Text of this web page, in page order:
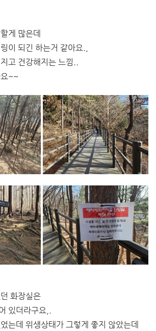
게 많은데
이 되긴 하는거 같아요.,
고 건강해지는 느낌..
~~
화장실은
있더라구요,.
는데 위생상태가 그렇게 좋지 않았는데